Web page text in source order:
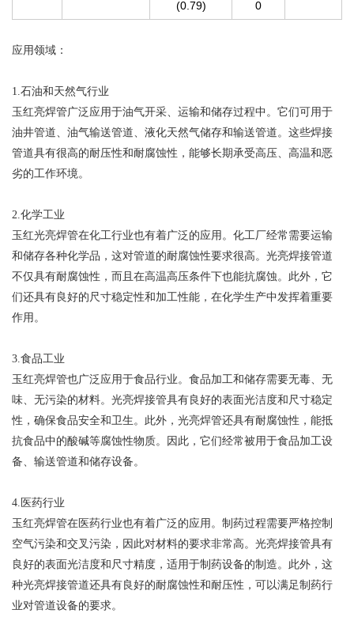
(0.79) 0
应用领域：
1.石油和天然气行业
玉红亮焊管广泛应用于油气开采、运输和储存过程中。它们可用于
油井管道、油气输送管道、液化天然气储存和输送管道。这些焊接
管道具有很高的耐压性和耐腐蚀性，能够长期承受高压、高温和恶
劣的工作环境。
2.化学工业
玉红光亮焊管在化工行业也有着广泛的应用。化工厂经常需要运输
和储存各种化学品，这对管道的耐腐蚀性要求很高。光亮焊接管道
不仅具有耐腐蚀性，而且在高温高压条件下也能抗腐蚀。此外，它
们还具有良好的尺寸稳定性和加工性能，在化学生产中发挥着重要
作用。
3.食品工业
玉红亮焊管也广泛应用于食品行业。食品加工和储存需要无毒、无
味、无污染的材料。光亮焊接管具有良好的表面光洁度和尺寸稳定
性，确保食品安全和卫生。此外，光亮焊管还具有耐腐蚀性，能抵
抗食品中的酸碱等腐蚀性物质。因此，它们经常被用于食品加工设
备、输送管道和储存设备。
4.医药行业
玉红亮焊管在医药行业也有着广泛的应用。制药过程需要严格控制
空气污染和交叉污染，因此对材料的要求非常高。光亮焊接管具有
良好的表面光洁度和尺寸精度，适用于制药设备的制造。此外，这
种光亮焊接管道还具有良好的耐腐蚀性和耐压性，可以满足制药行
业对管道设备的要求。